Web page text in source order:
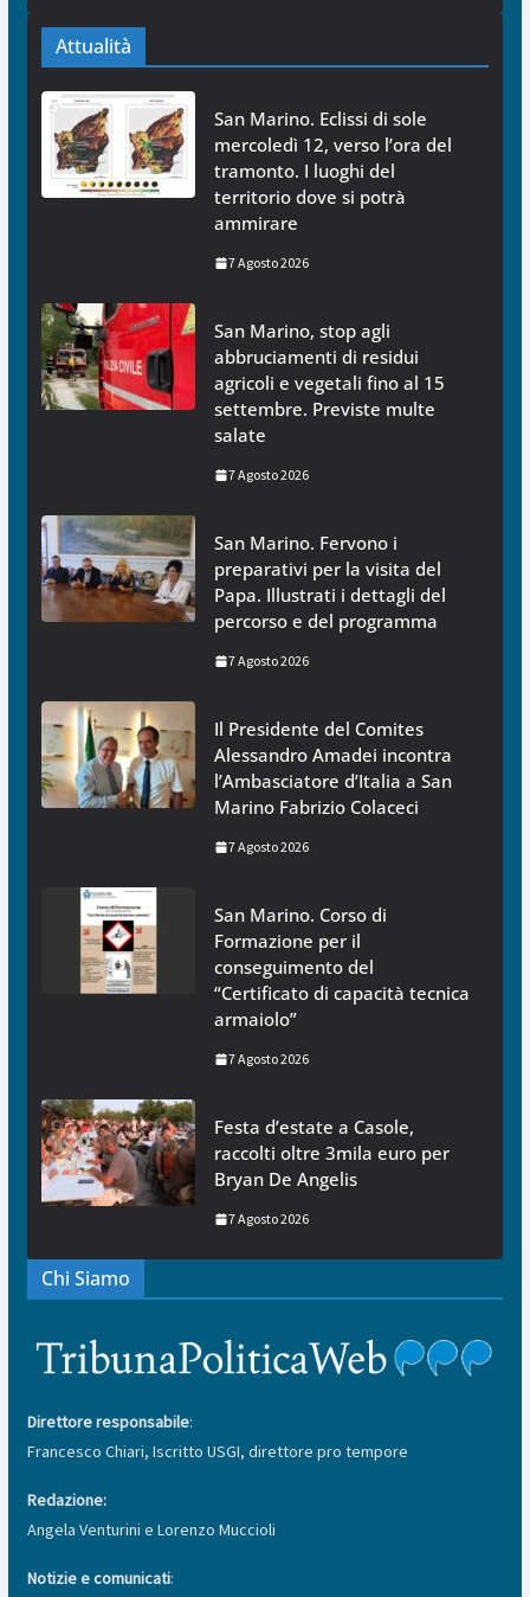
Attualità
San Marino. Eclissi di sole
mercoledì 12, verso l’ora del
tramonto. I luoghi del
territorio dove si potrà
ammirare
7 Agosto 2026
San Marino, stop agli
abbruciamenti di residui
agricoli e vegetali fino al 15
settembre. Previste multe
salate
7 Agosto 2026
San Marino. Fervono i
preparativi per la visita del
Papa. Illustrati i dettagli del
percorso e del programma
7 Agosto 2026
Il Presidente del Comites
Alessandro Amadei incontra
l’Ambasciatore d’Italia a San
Marino Fabrizio Colaceci
7 Agosto 2026
San Marino. Corso di
Formazione per il
conseguimento del
“Certificato di capacità tecnica
armaiolo”
7 Agosto 2026
Festa d’estate a Casole,
raccolti oltre 3mila euro per
Bryan De Angelis
7 Agosto 2026
Chi Siamo
Direttore responsabile:
Francesco Chiari, Iscritto USGI, direttore pro tempore
Redazione:
Angela Venturini e Lorenzo Muccioli
Notizie e comunicati: